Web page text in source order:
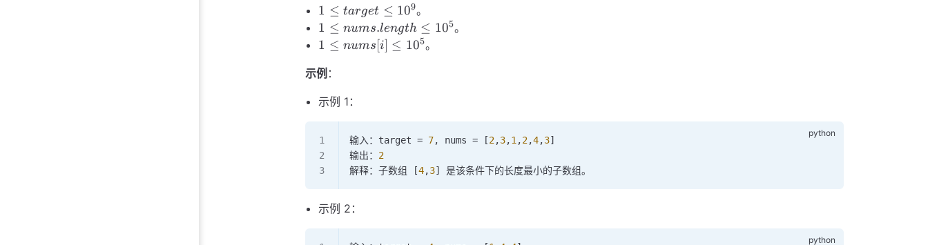
1 \le
target
\le
1 ≤ target ≤ 109。
1 \le
nums.length
1 ≤ nums.length ≤ 105。
1 \le
\le
1 ≤ nums[i] ≤ 105。
示例 ：
示例 1：
输入：target = 7, nums = [2,3,1 ,2,4,3]
输出： 2
解释：子数组 [4,3] 是该条件下的长度最小的子数组。
示例 2：